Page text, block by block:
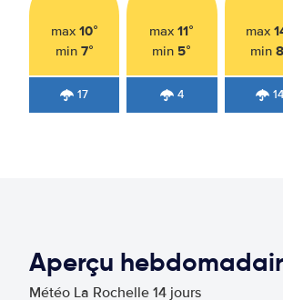
max 10°
min 7°
17
max11°
min 5°
4
max
min
14
Aperçu
Météo La Rochelle 14 jours